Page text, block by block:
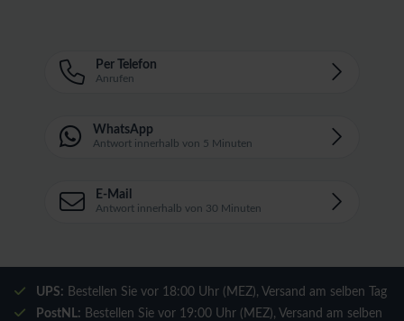
Per Telefon
Anrufen
WhatsApp
Antwort innerhalb von 5 Minuten
E-Mail
Antwort innerhalb von 30 Minuten
UPS: Bestellen Sie vor 18:00 Uhr (MEZ), Versand am selben Tag
PostNL: Bestellen Sie vor 19:00 Uhr (MEZ), Versand am selben